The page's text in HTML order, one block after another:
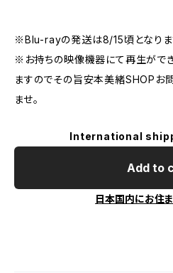
※Blu-rayの発送は8/15頃となりま
※お持ちの映像機器にて再生がで
ますのでその旨安本美緒SHOPお
ませ。
International
Add to
日本国内にお住